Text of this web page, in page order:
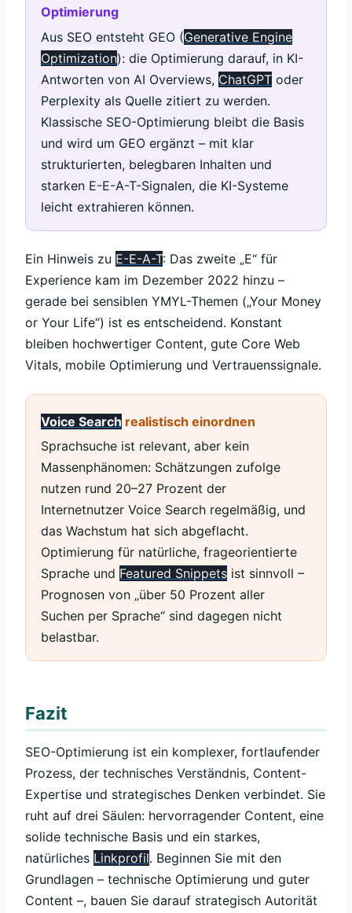
Optimierung
Aus SEO entsteht GEO (Generative Engine
Optimization): die Optimierung darauf, in KI-
Antworten von AI Overviews, ChatGPT oder
Perplexity als Quelle zitiert zu werden.
Klassische SEO-Optimierung bleibt die Basis
und wird um GEO ergänzt – mit klar
strukturierten, belegbaren Inhalten und
starken E-E-A-T-Signalen, die KI-Systeme
leicht extrahieren können.
Ein Hinweis zu E-E-A-T: Das zweite „E“ für
Experience kam im Dezember 2022 hinzu –
gerade bei sensiblen YMYL-Themen („Your Money
or Your Life“) ist es entscheidend. Konstant
bleiben hochwertiger Content, gute Core Web
Vitals, mobile Optimierung und Vertrauenssignale.
Voice Search realistisch einordnen
Sprachsuche ist relevant, aber kein
Massenphänomen: Schätzungen zufolge
nutzen rund 20–27 Prozent der
Internetnutzer Voice Search regelmäßig, und
das Wachstum hat sich abgeflacht.
Optimierung für natürliche, frageorientierte
Sprache und Featured Snippets ist sinnvoll –
Prognosen von „über 50 Prozent aller
Suchen per Sprache“ sind dagegen nicht
belastbar.
Fazit
SEO-Optimierung ist ein komplexer, fortlaufender
Prozess, der technisches Verständnis, Content-
Expertise und strategisches Denken verbindet. Sie
ruht auf drei Säulen: hervorragender Content, eine
solide technische Basis und ein starkes,
natürliches Linkprofil. Beginnen Sie mit den
Grundlagen – technische Optimierung und guter
Content –, bauen Sie darauf strategisch Autorität